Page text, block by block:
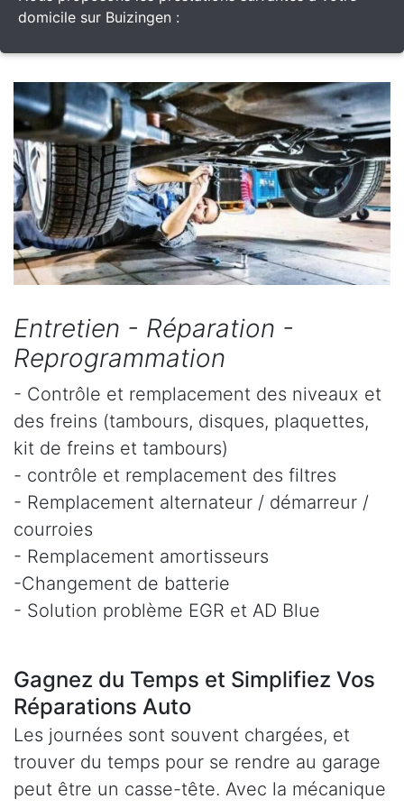
domicile sur Buizingen :
Entretien - Réparation -
Reprogrammation
- Contrôle et remplacement des niveaux et
des freins (tambours, disques, plaquettes,
kit de freins et tambours)
- contrôle et remplacement des filtres
- Remplacement alternateur / démarreur /
courroies
- Remplacement amortisseurs
-Changement de batterie
- Solution problème EGR et AD Blue
Gagnez du Temps et Simplifiez Vos
Réparations Auto
Les journées sont souvent chargées, et
trouver du temps pour se rendre au garage
peut être un casse-tête. Avec la mécanique